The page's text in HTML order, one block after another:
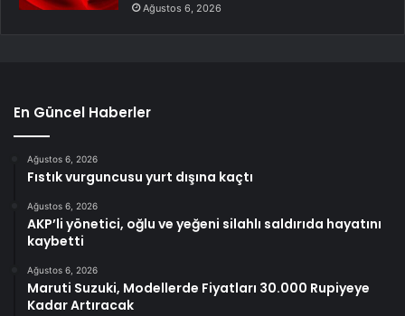
Ağustos 6, 2026
En Güncel Haberler
Ağustos 6, 2026
Fıstık vurguncusu yurt dışına kaçtı
Ağustos 6, 2026
AKP’li yönetici, oğlu ve yeğeni silahlı saldırıda hayatını
kaybetti
Ağustos 6, 2026
Maruti Suzuki, Modellerde Fiyatları 30.000 Rupiyeye
Kadar Artıracak